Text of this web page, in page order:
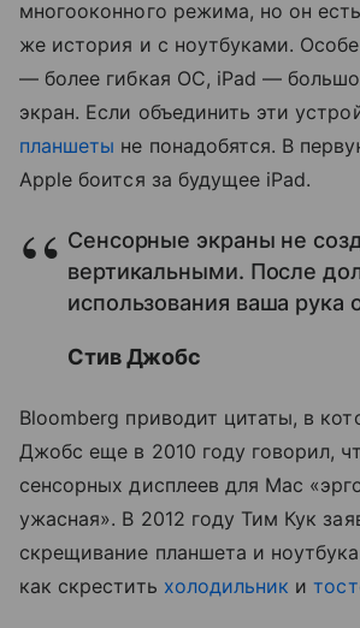
многооконного режима, но он
же история и с ноутбуками.
— более гибкая ОС, iPad —
экран. Если объединить эти
планшеты не понадобятся. В
Apple боится за будущее iPad.
Сенсорные экраны не
вертикальными. После
использования ваша рука
Стив Джобс
Bloomberg приводит цитаты, в
Джобс еще в 2010 году говорил,
сенсорных дисплеев для Mac
ужасная». В 2012 году Тим Кук
скрещивание планшета и
как скрестить холодильник и